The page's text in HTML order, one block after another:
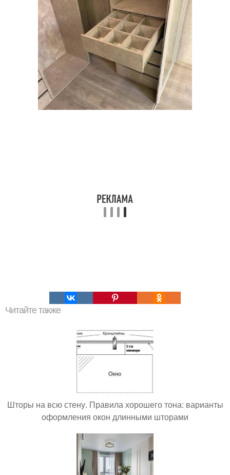
Читайте также
Шторы на всю стену. Правила хорошего тона: варианты
оформления окон длинными шторами